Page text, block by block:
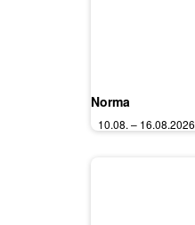
Norma
10.08. – 16.08.2026